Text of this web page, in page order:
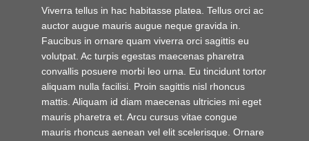
Viverra tellus in hac habitasse platea. Tellus orci ac
auctor augue mauris augue neque gravida in.
Faucibus in ornare quam viverra orci sagittis eu
volutpat. Ac turpis egestas maecenas pharetra
convallis posuere morbi leo urna. Eu tincidunt tortor
aliquam nulla facilisi. Proin sagittis nisl rhoncus
mattis. Aliquam id diam maecenas ultricies mi eget
mauris pharetra et. Arcu cursus vitae congue
mauris rhoncus aenean vel elit scelerisque. Ornare